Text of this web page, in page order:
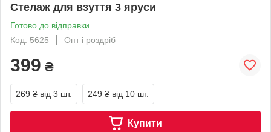
Стелаж для взуття 3 яруси
Готово до відправки
Код: 5625
Опт і роздріб
399 ₴
269 ₴ від 3 шт. 249 ₴ від 10 шт.
Купити